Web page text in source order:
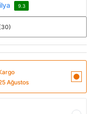
9.3
Ağustos